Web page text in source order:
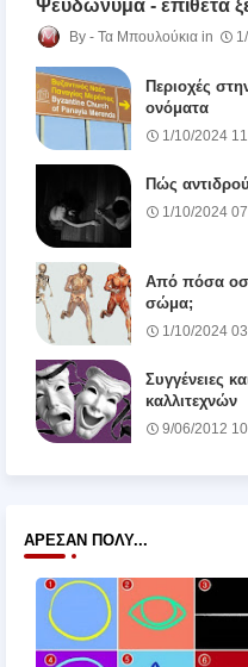
Ψευδώνυμα - επίθετα
Τα Μπουλούκια
Περιοχές
ονόματα
1/10/2024
Πώς
1/10/2024
Από πόσα
σώμα;
1/10/2024
Συγγένειες
καλλιτεχνών
9/06/2012
ΆΡΕΣΑΝ ΠΟΛΎ...